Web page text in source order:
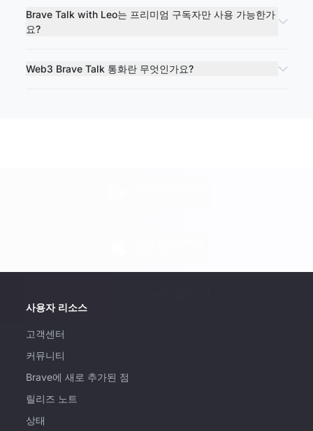
Brave Talk with Leo는 프리미엄 구독자만 사용 가능한가
요?
Web3 Brave Talk 통화란 무엇인가요?
사용자 리소스
고객센터
커뮤니티
Brave에 새로 추가된 점
릴리즈 노트
상태